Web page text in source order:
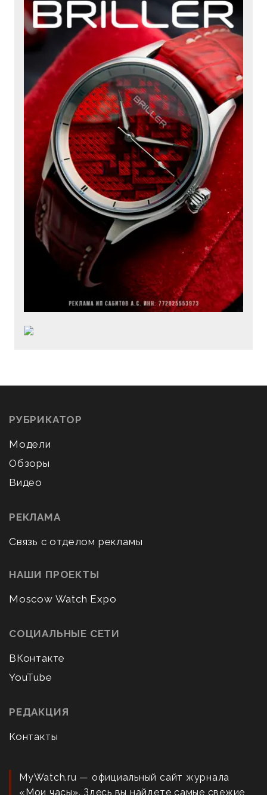
РУБРИКАТОР
Модели
Обзоры
Видео
РЕКЛАМА
Связь с отделом рекламы
НАШИ ПРОЕКТЫ
Moscow Watch Expo
СОЦИАЛЬНЫЕ СЕТИ
ВКонтакте
YouTube
РЕДАКЦИЯ
Контакты
MyWatch.ru — официальный сайт журнала
«Мои часы». Здесь вы найдете самые свежие